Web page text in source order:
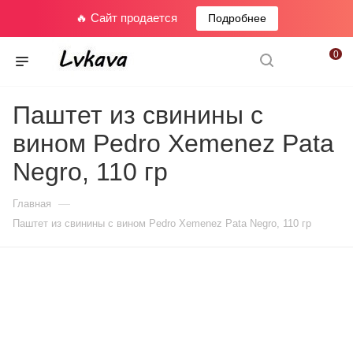
🔥 Сайт продается Подробнее
0
Паштет из свинины с
вином Pedro Xemenez Pata
Negro, 110 гр
Главная —
Паштет из свинины с вином Pedro Xemenez Pata Negro, 110 гр